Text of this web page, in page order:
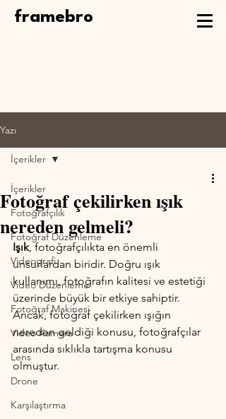
framebro
Yazı
İçerikler
Fotoğrafçılık
Fotoğraf Düzenleme
Videografi
Video Düzenleme
Fotoğraf Makinesi
Video Kamera
Lens
Drone
Karşılaştırma
İçerikler
Fotoğraf çekilirken ışık
nereden gelmeli?
Işık, fotoğrafçılıkta en önemli
unsurlardan biridir. Doğru ışık
kullanımı, fotoğrafın kalitesi ve estetiği
üzerinde büyük bir etkiye sahiptir.
Ancak, fotoğraf çekilirken ışığın
nereden geldiği konusu, fotoğrafçılar
arasında sıklıkla tartışma konusu
olmuştur.